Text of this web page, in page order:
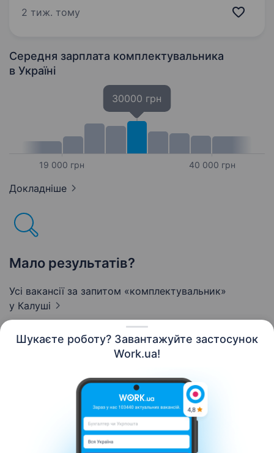
Шукаєте роботу? Завантажуйте застосунок
Work.ua!
будь ласка звертатись за тел. 0958629126
2 тиж. тому
Середня зарплата комплектувальника
в Україні
19 000 грн
30000 грн
40 000 грн
Докладніше
Мало результатів?
Усі вакансії за запитом «комплектувальник»
у Калуші